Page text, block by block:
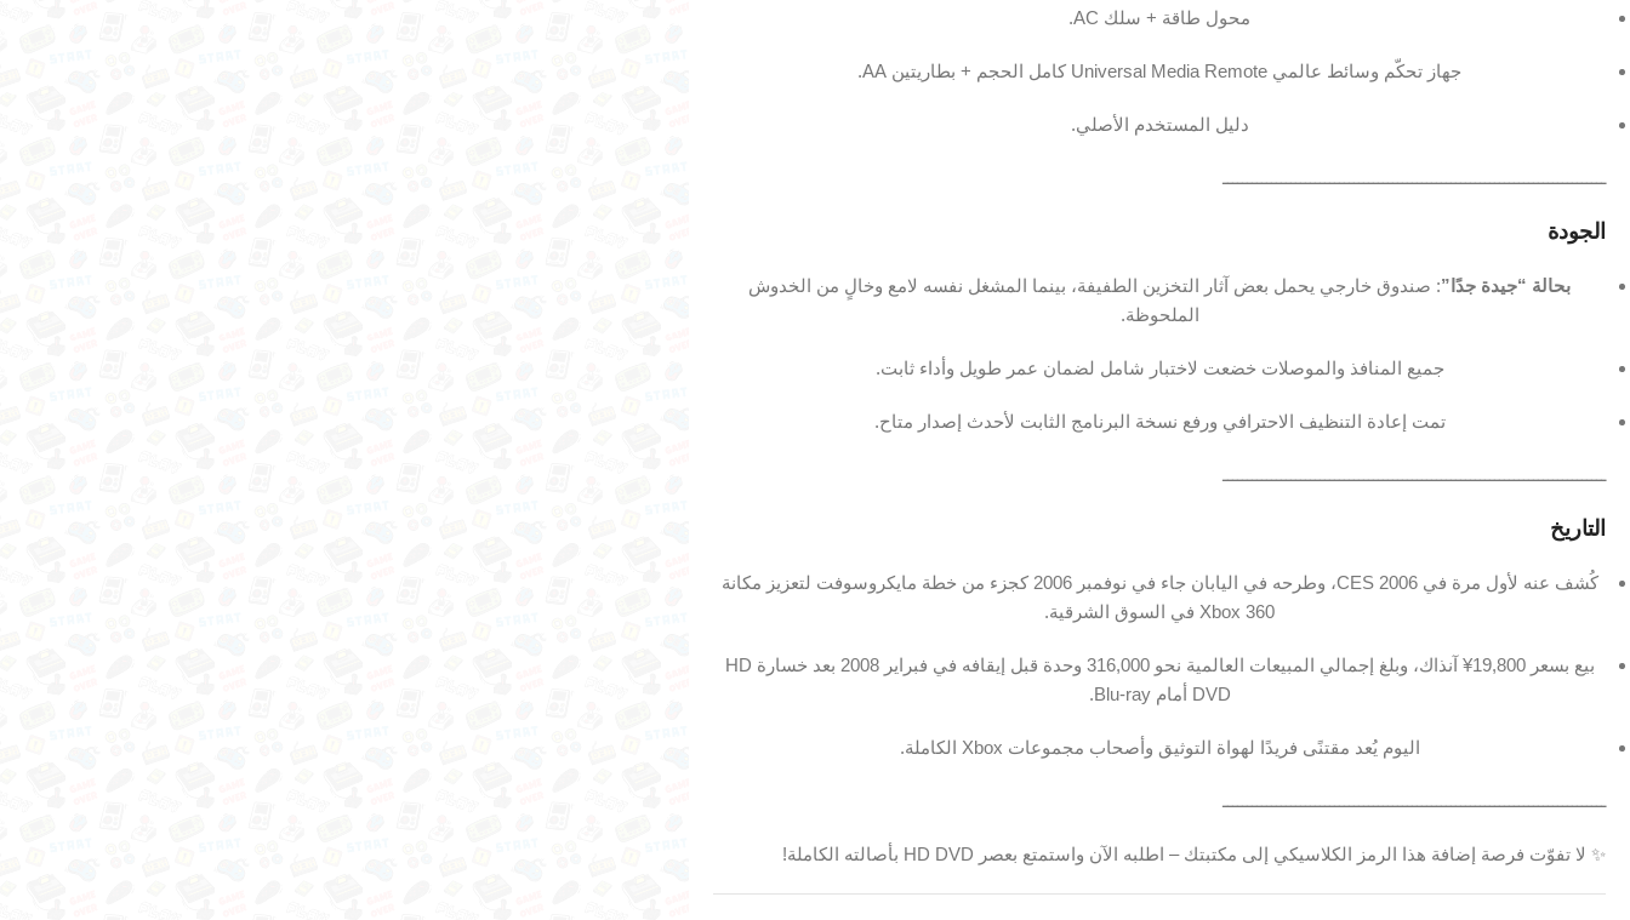
محول طاقة + سلك ‎AC‎.
جهاز تحكّم وسائط عالمي ‎Universal Media Remote‎ كامل الحجم + بطاريتين ‎AA‎.
دليل المستخدم الأصلي.
ـــــــــــــــــــــــــــــــــــــــــــــــــــــــــــــــــــــــــــــــ
الجودة
بحالة “جيدة جدًا”: صندوق خارجي يحمل بعض آثار التخزين الطفيفة، بينما المشغل نفسه لامع وخالٍ من الخدوش
الملحوظة.
جميع المنافذ والموصلات خضعت لاختبار شامل لضمان عمر طويل وأداء ثابت.
تمت إعادة التنظيف الاحترافي ورفع نسخة البرنامج الثابت لأحدث إصدار متاح.
ـــــــــــــــــــــــــــــــــــــــــــــــــــــــــــــــــــــــــــــــ
التاريخ
كُشف عنه لأول مرة في ‎CES 2006‎، وطرحه في اليابان جاء في نوفمبر ‎2006‎ كجزء من خطة مايكروسوفت لتعزيز مكانة
‎Xbox 360‎ في السوق الشرقية.
بيع بسعر ‎¥19,800‎ آنذاك، وبلغ إجمالي المبيعات العالمية نحو ‎316,000‎ وحدة قبل إيقافه في ‎فبراير 2008‎ بعد خسارة ‎HD
DVD‎ أمام ‎Blu-ray‎.
اليوم يُعد مقتنًى فريدًا لهواة التوثيق وأصحاب مجموعات ‎Xbox‎ الكاملة.
ـــــــــــــــــــــــــــــــــــــــــــــــــــــــــــــــــــــــــــــــ
✨ لا تفوّت فرصة إضافة هذا الرمز الكلاسيكي إلى مكتبتك – اطلبه الآن واستمتع بعصر ‎HD DVD‎ بأصالته الكاملة!